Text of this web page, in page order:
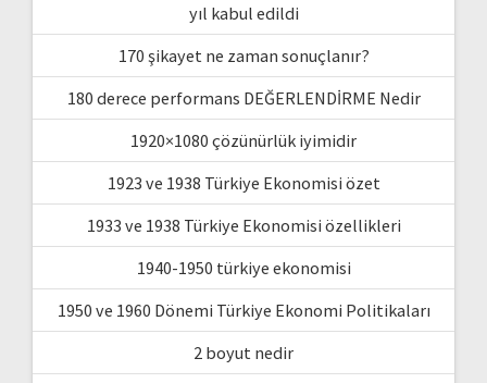
yıl kabul edildi
170 şikayet ne zaman sonuçlanır?
180 derece performans DEĞERLENDİRME Nedir
1920×1080 çözünürlük iyimidir
1923 ve 1938 Türkiye Ekonomisi özet
1933 ve 1938 Türkiye Ekonomisi özellikleri
1940-1950 türkiye ekonomisi
1950 ve 1960 Dönemi Türkiye Ekonomi Politikaları
2 boyut nedir